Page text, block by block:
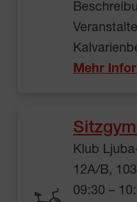
Mehr
Klub
12A/B,
09:30 –